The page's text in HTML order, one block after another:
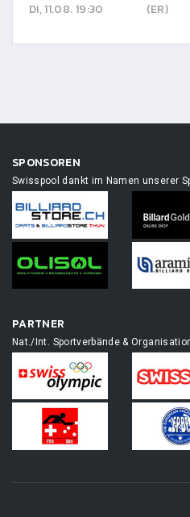
DI, 11.08. 19:30
(ER)
SPONSOREN
Swisspool dankt im Namen unserer
PARTNER
Nat./Int. Sportverbände &